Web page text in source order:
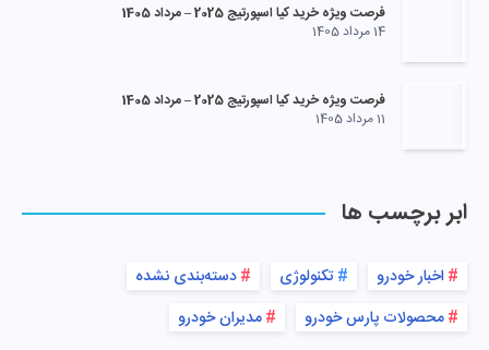
فرصت ویژه خرید کیا اسپورتیج 2025 – مرداد 1405
14 مرداد 1405
فرصت ویژه خرید کیا اسپورتیج 2025 – مرداد 1405
11 مرداد 1405
ابر برچسب ها
اخبار خودرو تکنولوژی
دسته‌بندی نشده
محصولات پارس خودرو
مدیران خودرو